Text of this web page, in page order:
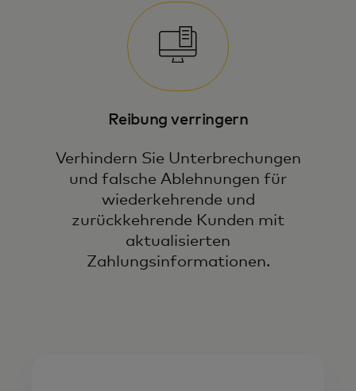
Reibung verringern
Verhindern Sie Unterbrechungen
und falsche Ablehnungen für
wiederkehrende und
zurückkehrende Kunden mit
aktualisierten
Zahlungsinformationen.